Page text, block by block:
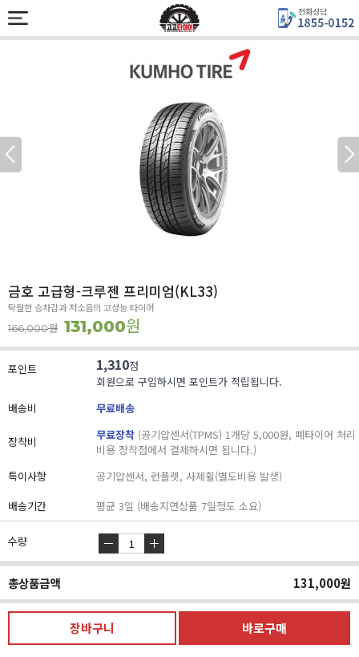
금호 고급형-크루젠 프리미엄(KL33)
탁월한 승차감과 저소음의 고성능 타이어
166,000원 131,000원
포인트 1,310점
회원으로 구입하시면 포인트가 적립됩니다.
배송비
무료배송
장착비 무료장착 (공기압센서(TPMS) 1개당 5,000원, 폐타이어 처리
비용 장착점에서 결제하시면 됩니다.)
특이사항
공기압센서, 런플렛, 사제휠(별도비용 발생)
배송기간
평균 3일 (배송지연상품 7일정도 소요)
수량
총상품금액 131,000원